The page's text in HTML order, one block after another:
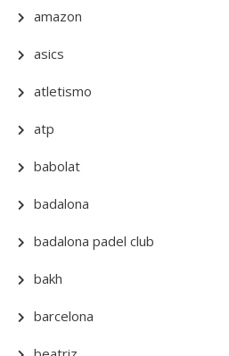
amazon
asics
atletismo
atp
babolat
badalona
badalona padel club
bakh
barcelona